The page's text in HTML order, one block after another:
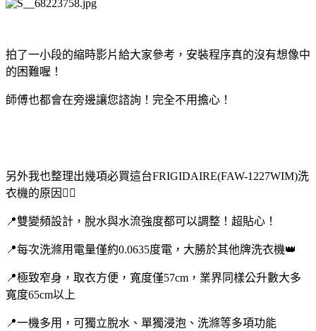
拍了一小段的縮時影片給大家參考，安裝程序真的沒有想像中
的困難喔！
師傅也都會在旁邊讓您諮詢！完全不用擔心！
另外我也整理出幾項必買這台FRIGIDAIRE(FAW-1227WIM)洗
衣機的原因🙋‍♀
📍雙變頻設計，脫水與水流強度都可以調整！超貼心！
📍每次洗滌用電量僅約0.0635度電，大勝於其他牌洗衣機👑
📍極致窄身，取衣方便，寬度僅57cm，業界同樣公升數大多
寬度65cm以上
📍一機多用，可獨立脫水、單獨浸泡、洗滌等多項功能